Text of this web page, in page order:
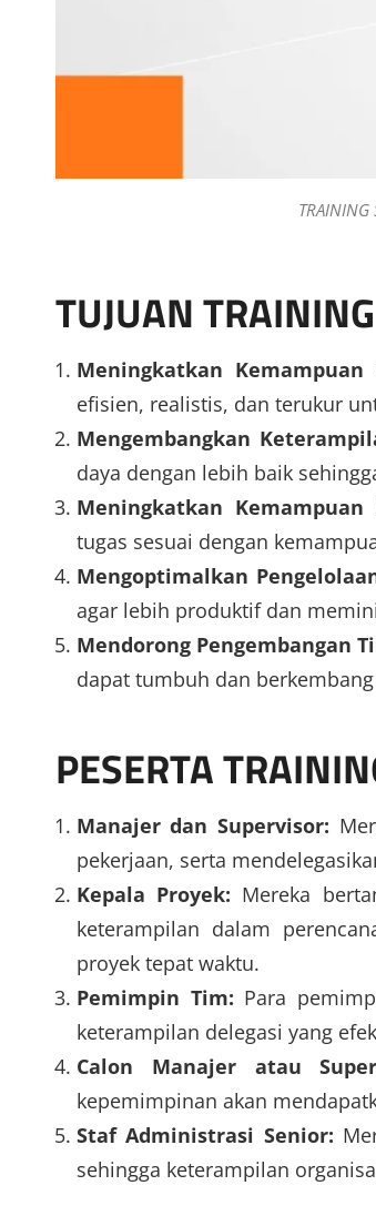
TRAINING
TUJUAN
Meningkatkan Kemampuan
efisien, realistis, dan terukur
Mengembangkan
daya dengan lebih baik
Meningkatkan Kemampuan
tugas sesuai dengan
Mengoptimalkan
agar lebih produktif dan
Mendorong Pengembangan
dapat tumbuh dan
PESERTA
Manajer dan Supervisor:
pekerjaan, serta
Kepala Proyek: Mereka
keterampilan dalam
proyek tepat waktu.
Pemimpin Tim: Para
keterampilan delegasi yang
Calon Manajer atau
kepemimpinan akan
Staf Administrasi Senior:
sehingga keterampilan